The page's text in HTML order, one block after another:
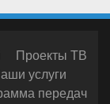
Проекты ТВ
услуги
передач